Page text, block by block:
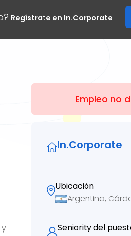
Regístrate en In.Corporate
y
Empleo no
In.Corporate
Ubicación
Argentina,
Seniority del